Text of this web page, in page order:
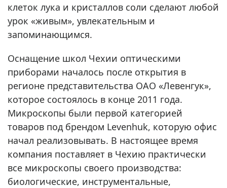
клеток лука и кристаллов соли сделают любой
урок «живым», увлекательным и
запоминающимся.
Оснащение школ Чехии оптическими
приборами началось после открытия в
регионе представительства ОАО «Левенгук»,
которое состоялось в конце 2011 года.
Микроскопы были первой категорией
товаров под брендом Levenhuk, которую офис
начал реализовывать. В настоящее время
компания поставляет в Чехию практически
все микроскопы своего производства:
биологические, инструментальные,